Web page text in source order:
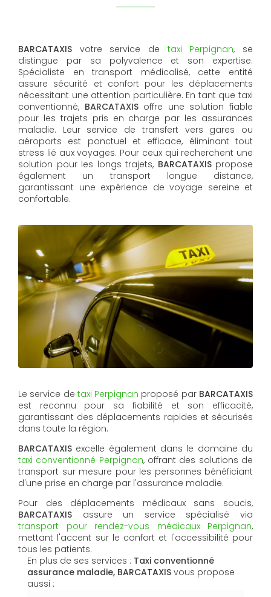
BARCATAXIS votre service de taxi Perpignan, se
distingue par sa polyvalence et son expertise.
Spécialiste en transport médicalisé, cette entité
assure sécurité et confort pour les déplacements
nécessitant une attention particulière. En tant que taxi
conventionné, BARCATAXISoffre une solution fiable
pour les trajets pris en charge par les assurances
maladie. Leur service de transfert vers gares ou
aéroports est ponctuel et efficace, éliminant tout
stress lié aux voyages. Pour ceux qui recherchent une
solution pour les longs trajets, BARCATAXISpropose
également un transport longue distance,
garantissant une expérience de voyage sereine et
confortable.
Le service de taxi Perpignan proposé par BARCATAXIS
est reconnu pour sa fiabilité et son efficacité,
garantissant des déplacements rapides et sécurisés
dans toute la région.
BARCATAXIS excelle également dans le domaine du
taxi conventionné Perpignan, offrant des solutions de
transport sur mesure pour les personnes bénéficiant
d'une prise en charge par l'assurance maladie.
Pour des déplacements médicaux sans soucis,
BARCATAXIS assure un service spécialisé via
transport pour rendez-vous médicaux Perpignan,
mettant l'accent sur le confort et l'accessibilité pour
tous les patients.
En plus de ses services : Taxi conventionné
assurance maladie, BARCATAXIS vous propose
aussi :